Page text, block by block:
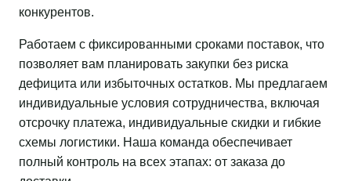
конкурентов.
Работаем с фиксированными сроками поставок, что
позволяет вам планировать закупки без риска
дефицита или избыточных остатков. Мы предлагаем
индивидуальные условия сотрудничества, включая
отсрочку платежа, индивидуальные скидки и гибкие
схемы логистики. Наша команда обеспечивает
полный контроль на всех этапах: от заказа до